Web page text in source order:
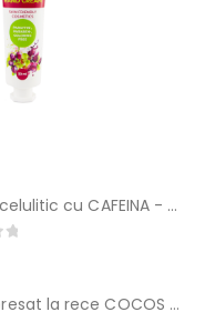
Gel Anticelulitic cu CAFEINA - Yamuna
Sapun presat la rece COCOS - Yamuna